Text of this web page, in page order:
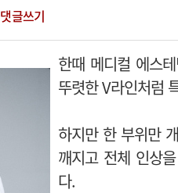
댓글쓰기
한때 메디컬 에스
뚜렷한 V라인처럼
하지만 한 부위만
깨지고 전체 인상
다.